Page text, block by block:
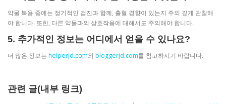
약물 복용 중에는 정기적인 검진과 함께, 출혈 경향이 있는지 주의 깊게 관찰해
야 합니다. 또한, 다른 약물과의 상호작용에 대해서도 주의해야 합니다.
5. 추가적인 정보는 어디에서 얻을 수 있나요?
더 많은 정보는 helperjd.com와bloggerjd.com를 참고하시기 바랍니다.
관련 글(내부 링크)